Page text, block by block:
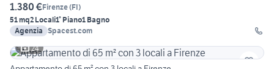
1.380 €Firenze(FI)
51 mq2 Locali1° Piano1 Bagno
Agenzia Spacest.com
24